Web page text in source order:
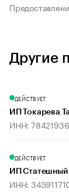
Другие
ДЕЙСТВУЕТ
ИП Токарева
ИНН:
ДЕЙСТВУЕТ
ИП Статешный
ИНН: